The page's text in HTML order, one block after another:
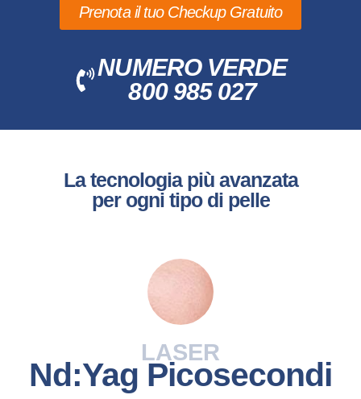
Prenota il tuo Checkup Gratuito
NUMERO VERDE
800 985 027
La tecnologia più avanzata
per ogni tipo di pelle
LASER
Nd:Yag Picosecondi